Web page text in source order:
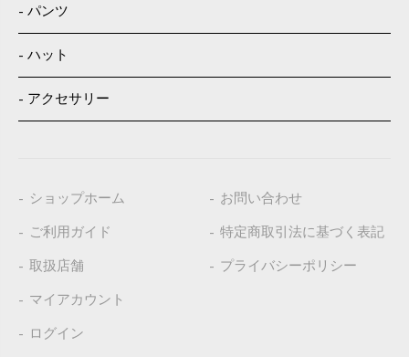
パンツ
ハット
アクセサリー
ショップホーム
ご利用ガイド
取扱店舗
お問い合わせ
特定商取引法に基づく表記
プライバシーポリシー
マイアカウント
ログイン